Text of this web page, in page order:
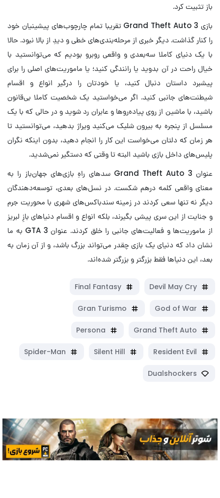
باز تثبیت کرد.
بازی Grand Theft Auto 3 تقریبا تمام چارچوب‌های پیشینیان خود
را کنار گذاشت. دیگر خبری از مرحله‌بندی‌های خطی و دیدِ از بالا نبود. حالا
با یک دنیای کاملا سه‌بعدی و واقعی روبرو بودیم که می‌توانستید با
خیال راحت در آن بدوید یا رانندگی کنید؛ یا ماموریت‌های اصلی را برای
پیشبرد داستان دنبال کنید، یا خودتان را درگیر انواع و اقسام
شیطنت‌های جانبی کنید. اگر می‌خواستید یک شخصیت کاملا بی‌قانون
باشید، با ماشین از روی پیاده‌روها و عابران رد شوید و در حالی که با یک
مسلسل از پنجره به بیرون شلیک می‌کنید ویراژ بدهید، می‌توانستید تا
هر زمان که دلتان می‌خواست این کار را انجام دهید، بدون اینکه نگران
پلیس‌های داخل بازی باشید البته تا وقتی که دستگیر نمی‌شدید.
عنوان Grand Theft Auto 3 سدهای راهِ بازی‌های جهان‎‌باز را به
معنای واقعی کلمه درهم شکست. در نسل‌های بعدی، توسعه‌دهندگان
دیگر نه تنها سعی کردند در زمینه سندباکس‌های شهری با محوریت جرم
و جنایت از این سری پیشی بگیرند، بلکه انواع و اقسام دنیاهای بازِ لبریز
از ماموریت‌ها و فعالیت‌های جانبی را خلق کردند. عنوان GTA 3 به ما
نشان داد که دنیای یک بازی چقدر می‌تواند بزرگ باشد، و از آن زمان به
بعد، این دنیاها فقط بزرگتر و بزرگتر شده‌اند.
Devil May Cry
Final Fantasy
God of War
Gran Turismo
Grand Theft Auto
Persona
Resident Evil
Silent Hill
Spider-Man
Dualshockers